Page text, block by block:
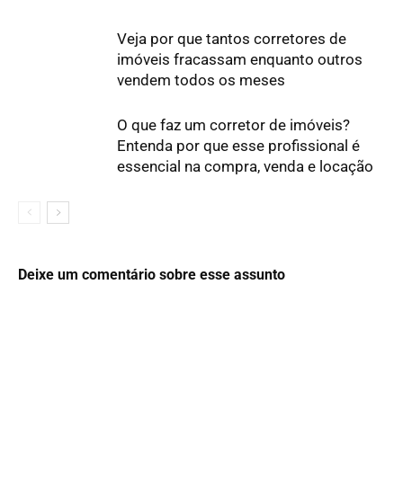
Veja por que tantos corretores de
imóveis fracassam enquanto outros
vendem todos os meses
O que faz um corretor de imóveis?
Entenda por que esse profissional é
essencial na compra, venda e locação
Deixe um comentário sobre esse assunto